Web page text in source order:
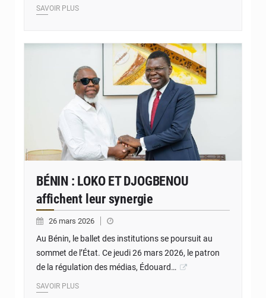
SAVOIR PLUS
BÉNIN : LOKO ET DJOGBENOU
affichent leur synergie
26 mars 2026
Au Bénin, le ballet des institutions se poursuit au
sommet de l’État. Ce jeudi 26 mars 2026, le patron
de la régulation des médias, Édouard…
SAVOIR PLUS